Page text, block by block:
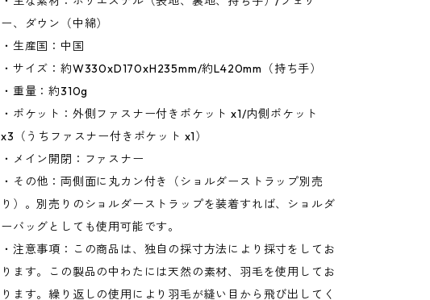
ー、ダウン（中綿）
・生産国：中国
・サイズ：約W330xD170xH235mm/約L420mm（持ち手）
・重量：約310g
・ポケット：外側ファスナー付きポケット x1/内側ポケット
x3（うちファスナー付きポケット x1）
・メイン開閉：ファスナー
・その他：両側面に丸カン付き（ショルダーストラップ別売
り）。別売りのショルダーストラップを装着すれば、ショルダ
ーバッグとしても使用可能です。
・注意事項：この商品は、独自の採寸方法により採寸をしてお
ります。この製品の中わたには天然の素材、羽毛を使用してお
ります。繰り返しの使用により羽毛が縫い目から飛び出してく